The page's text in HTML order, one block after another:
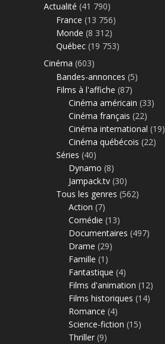
Actualité (41 790)
France (13 756)
Monde (8 312)
Québec (19 753)
Cinéma (603)
Bandes-annonces (5)
Films à l'affiche (87)
Cinéma américain (33)
Cinéma français (22)
Cinéma international (19)
Cinéma québécois (22)
Séries (40)
Dynamo (8)
Jampack.tv (30)
Tous les genres (562)
Action (7)
Comédie (13)
Documentaires (497)
Drame (29)
Famille (1)
Fantastique (4)
Films d'animation (12)
Films historiques (14)
Romance (4)
Science-fiction (15)
Thriller (9)